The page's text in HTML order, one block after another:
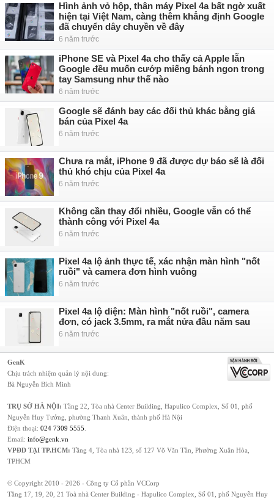
Hình ảnh vỏ hộp, thân máy Pixel 4a bất ngờ xuất
hiện tại Việt Nam, càng thêm khẳng định Google
đã chuyển dây chuyền về đây
6 năm trước
iPhone SE và Pixel 4a cho thấy cả Apple lẫn
Google đều muốn cướp miếng bánh ngon trong
tay Samsung như thế nào
6 năm trước
Google sẽ đánh bay các đối thủ khác bằng giá
bán của Pixel 4a
6 năm trước
Chưa ra mắt, iPhone 9 đã được dự báo sẽ là đối
thủ khó chịu của Pixel 4a
6 năm trước
Không cần thay đổi nhiều, Google vẫn có thể
thành công với Pixel 4a
6 năm trước
Pixel 4a lộ ảnh thực tế, xác nhận màn hình "nốt
ruồi" và camera đơn hình vuông
6 năm trước
Pixel 4a lộ diện: Màn hình "nốt ruồi", camera
đơn, có jack 3.5mm, ra mắt nửa đầu năm sau
6 năm trước
GenK
Chịu trách nhiệm quản lý nội dung:
Bà Nguyễn Bích Minh
TRỤ SỞ HÀ NỘI: Tầng 22, Tòa nhà Center Building, Hapulico Complex, Số 01, phố
Nguyễn Huy Tưởng, phường Thanh Xuân, thành phố Hà Nội
Điện thoại: 024 7309 5555
Email: info@genk.vn
VPĐD TẠI TP.HCM: Tầng 4, Tòa nhà 123, số 127 Võ Văn Tần, Phường Xuân Hòa,
TPHCM
© Copyright 2010 - 2026 - Công ty Cổ phần VCCorp
Tầng 17, 19, 20, 21 Toà nhà Center Building - Hapulico Complex, Số 01, phố Nguyễn Huy